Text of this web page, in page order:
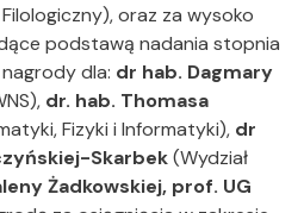
Filologiczny), oraz za wysoko
podstawą nadania stopnia
dla: dr hab. Dagmary
dr. hab. Thomasa
Fizyki i Informatyki), dr
Skarbek(Wydział
Żadkowskiej, prof. UG